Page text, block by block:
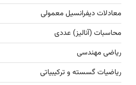
معادلات دیفرانسیل معمولی
محاسبات (آنالیز) عددی
ریاضی مهندسی
ریاضیات گسسته و ترکیبیاتی